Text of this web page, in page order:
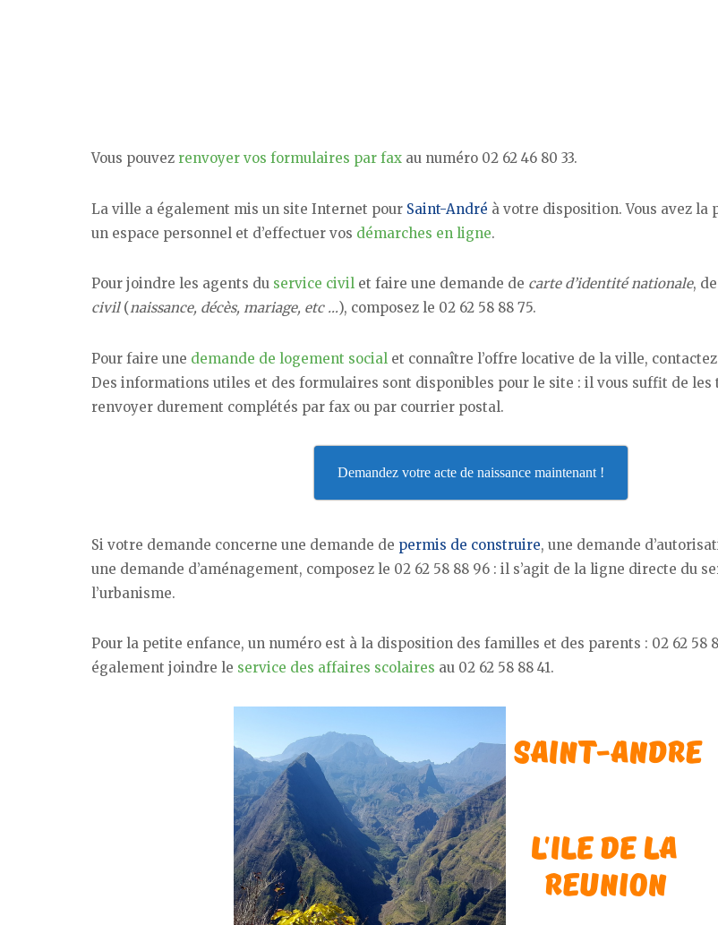
Vous pouvez renvoyer vos formulaires par fax au numéro 02 62 46 80 33.
La ville a également mis un site Internet pour Saint-André à votre disposition. Vous avez la
un espace personnel et d’effectuer vos démarches en ligne.
Pour joindre les agents du service civil et faire une demande de carte d’identité nationale, de
civil(naissance, décès, mariage, etc …), composez le 02 62 58 88 75.
Pour faire une demande de logement social et connaître l’offre locative de la ville, contactez
Des informations utiles et des formulaires sont disponibles pour le site : il vous suffit de les
renvoyer durement complétés par fax ou par courrier postal.
Demandez votre acte de naissance maintenant !
Si votre demande concerne une demande de permis de construire, une demande
une demande d’aménagement, composez le 02 62 58 88 96 : il s’agit de la ligne directe du
l’urbanisme.
Pour la petite enfance, un numéro est à la disposition des familles et des parents : 02 62 58
également joindre le service des affaires scolaires au 02 62 58 88 41.